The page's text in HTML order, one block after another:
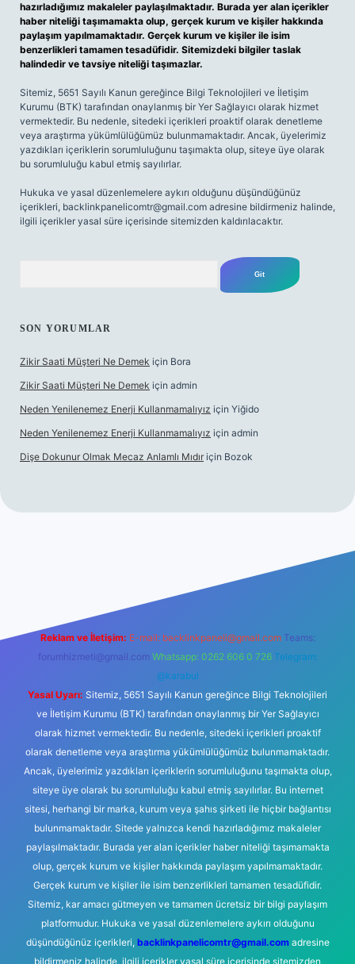
hazırladığımız makaleler paylaşılmaktadır. Burada yer alan içerikler
haber niteliği taşımamakta olup, gerçek kurum ve kişiler hakkında
paylaşım yapılmamaktadır. Gerçek kurum ve kişiler ile isim
benzerlikleri tamamen tesadüfidir. Sitemizdeki bilgiler taslak
halindedir ve tavsiye niteliği taşımazlar.
Sitemiz, 5651 Sayılı Kanun gereğince Bilgi Teknolojileri ve İletişim
Kurumu (BTK) tarafından onaylanmış bir Yer Sağlayıcı olarak hizmet
vermektedir. Bu nedenle, sitedeki içerikleri proaktif olarak denetleme
veya araştırma yükümlülüğümüz bulunmamaktadır. Ancak, üyelerimiz
yazdıkları içeriklerin sorumluluğunu taşımakta olup, siteye üye olarak
bu sorumluluğu kabul etmiş sayılırlar.
Hukuka ve yasal düzenlemelere aykırı olduğunu düşündüğünüz
içerikleri, backlinkpanelicomtr@gmail.com adresine bildirmeniz halinde,
ilgili içerikler yasal süre içerisinde sitemizden kaldırılacaktır.
SON YORUMLAR
Zikir Saati Müşteri Ne Demek için Bora
Zikir Saati Müşteri Ne Demek için admin
Neden Yenilenemez Enerji Kullanmamalıyız için Yiğido
Neden Yenilenemez Enerji Kullanmamalıyız için admin
Dişe Dokunur Olmak Mecaz Anlamlı Mıdır için Bozok
Reklam ve İletişim: E-mail: backlinkpaneli@gmail.com Teams:
forumhizmeti@gmail.com Whatsapp: 0262 606 0 726 Telegram:
@karabul
Yasal Uyarı: Sitemiz, 5651 Sayılı Kanun gereğince Bilgi Teknolojileri
ve İletişim Kurumu (BTK) tarafından onaylanmış bir Yer Sağlayıcı
olarak hizmet vermektedir. Bu nedenle, sitedeki içerikleri proaktif
olarak denetleme veya araştırma yükümlülüğümüz bulunmamaktadır.
Ancak, üyelerimiz yazdıkları içeriklerin sorumluluğunu taşımakta olup,
siteye üye olarak bu sorumluluğu kabul etmiş sayılırlar. Bu internet
sitesi, herhangi bir marka, kurum veya şahıs şirketi ile hiçbir bağlantısı
bulunmamaktadır. Sitede yalnızca kendi hazırladığımız makaleler
paylaşılmaktadır. Burada yer alan içerikler haber niteliği taşımamakta
olup, gerçek kurum ve kişiler hakkında paylaşım yapılmamaktadır.
Gerçek kurum ve kişiler ile isim benzerlikleri tamamen tesadüfidir.
Sitemiz, kar amacı gütmeyen ve tamamen ücretsiz bir bilgi paylaşım
platformudur. Hukuka ve yasal düzenlemelere aykırı olduğunu
düşündüğünüz içerikleri, backlinkpanelicomtr@gmail.comadresine
bildirmeniz halinde, ilgili içerikler yasal süre içerisinde sitemizden